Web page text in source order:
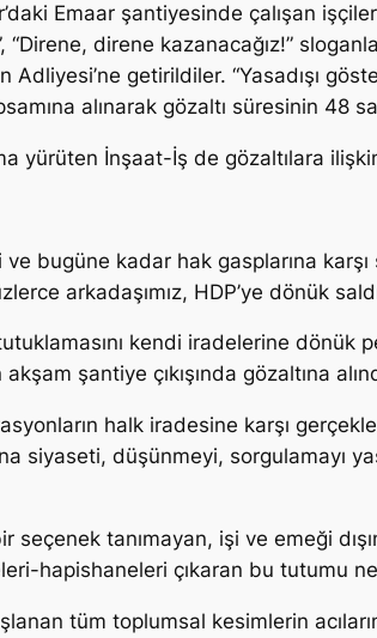
Emaar şantiyesinde çalışan
“Direne, direne kazanacağız!”
Adliyesi’ne getirildiler. “Yasadışı
alınarak gözaltı süresinin 48
yürüten İnşaat-İş de gözaltılara
bugüne kadar hak gasplarına
arkadaşımız, HDP’ye dönük
kendi iradelerine dönük
şantiye çıkışında gözaltına
halk iradesine karşı
siyaseti, düşünmeyi,
seçenek tanımayan, işi ve emeği
hapishaneleri çıkaran bu tutumu
tüm toplumsal kesimlerin